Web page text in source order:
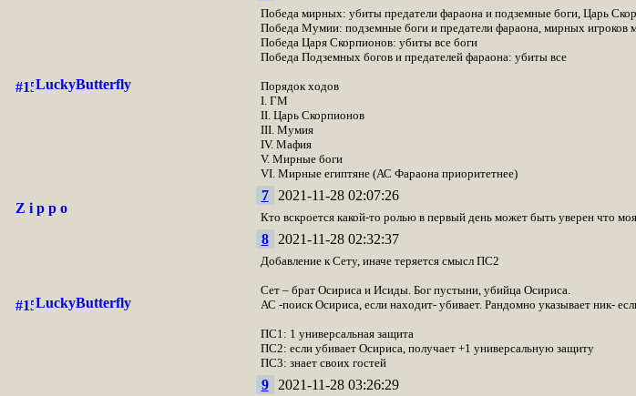
LuckyButterfly
Победа мирных: убиты предатели фараона и подземные боги, Царь
Победа Мумии: подземные боги и предатели фараона, мирных игроков
Победа Царя Скорпионов: убиты все боги
Победа Подземных богов и предателей фараона: убиты все
Порядок ходов
I. ГМ
II. Царь Скорпионов
III. Мумия
IV. Мафия
V. Мирные боги
VI. Мирные египтяне (АС Фараона приоритетнее)
Z i p p o
7 2021-11-28 02:07:26
Кто вскроется какой-то ролью в первый день может быть уверен что
LuckyButterfly
8 2021-11-28 02:32:37
Добавление к Сету, иначе теряется смысл ПС2
Сет – брат Осириса и Исиды. Бог пустыни, убийца Осириса.
АС -поиск Осириса, если находит- убивает. Рандомно указывает ник-
ПС1: 1 универсальная защита
ПС2: если убивает Осириса, получает +1 универсальную защиту
ПС3: знает своих гостей
9 2021-11-28 03:26:29